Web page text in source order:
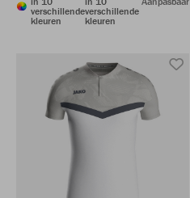
verschillende
kleuren
verschillende
kleuren